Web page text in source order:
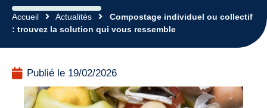
Accueil Actualités
Compostage individuel ou collectif
: trouvez la solution qui vous ressemble
Publié le 19/02/2026